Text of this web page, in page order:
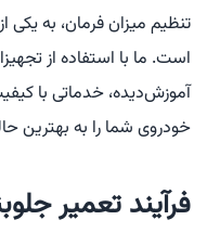
تنظیم میزان فرمان، به یکی
است. ما با استفاده از
آموزش‌دیده، خدماتی با
خودروی شما را به بهترین
فرآیند تعمیر